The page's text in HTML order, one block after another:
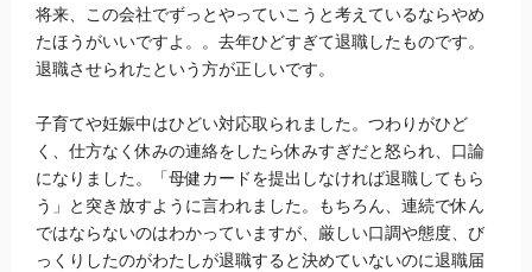
将来、この会社でずっとやっていこうと考えているならやめ
たほうがいいですよ。。去年ひどすぎて退職したものです。
退職させられたという方が正しいです。
子育てや妊娠中はひどい対応取られました。つわりがひど
く、仕方なく休みの連絡をしたら休みすぎだと怒られ、口論
になりました。「母健カードを提出しなければ退職してもら
う」と突き放すように言われました。もちろん、連続で休ん
ではならないのはわかっていますが、厳しい口調や態度、び
っくりしたのがわたしが退職すると決めていないのに退職届